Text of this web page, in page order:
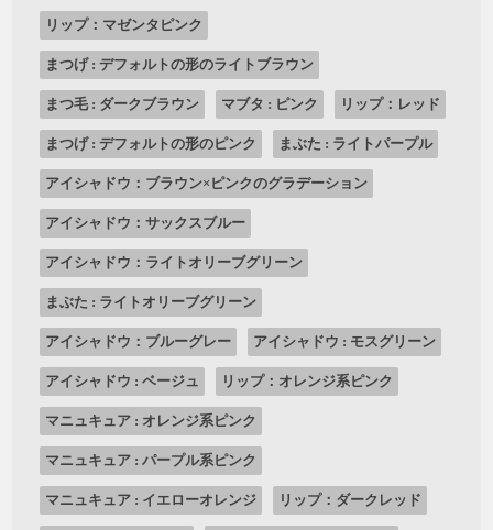
リップ：マゼンタピンク
まつげ : デフォルトの形のライトブラウン
まつ毛 : ダークブラウン マブタ : ピンク リップ：レッド
まつげ : デフォルトの形のピンク まぶた : ライトパープル
アイシャドウ：ブラウン×ピンクのグラデーション
アイシャドウ：サックスブルー
アイシャドウ：ライトオリーブグリーン
まぶた : ライトオリーブグリーン
アイシャドウ：ブルーグレー アイシャドウ : モスグリーン
アイシャドウ : ベージュ リップ：オレンジ系ピンク
マニュキュア : オレンジ系ピンク
マニュキュア : パープル系ピンク
マニュキュア : イエローオレンジ リップ：ダークレッド